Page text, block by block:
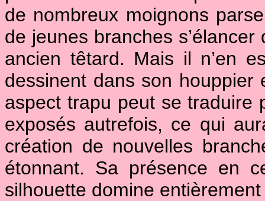
de nombreux moignons
de jeunes branches s’élancer
ancien têtard. Mais il n’en
dessinent dans son
aspect trapu peut se traduire
exposés autrefois, ce qui
création de nouvelles
étonnant. Sa présence en
silhouette domine